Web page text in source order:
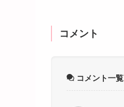
コメント
コメント一覧